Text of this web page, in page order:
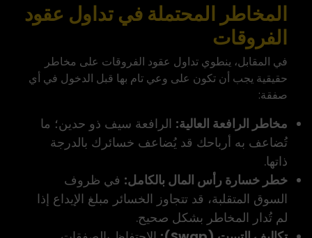
المخاطر المحتملة في تداول عقود
الفروقات
في المقابل، ينطوي تداول عقود الفروقات على مخاطر
حقيقية يجب أن تكون على وعي تام بها قبل الدخول في أي
صفقة:
مخاطر الرافعة العالية: الرافعة سيف ذو حدين؛ ما
تُضاعف به أرباحك قد يُضاعف خسائرك بالدرجة
ذاتها.
خطر خسارة رأس المال بالكامل: في ظروف
السوق المتقلبة، قد تتجاوز الخسائر مبلغ الإيداع إذا
لم تُدار المخاطر بشكل صحيح.